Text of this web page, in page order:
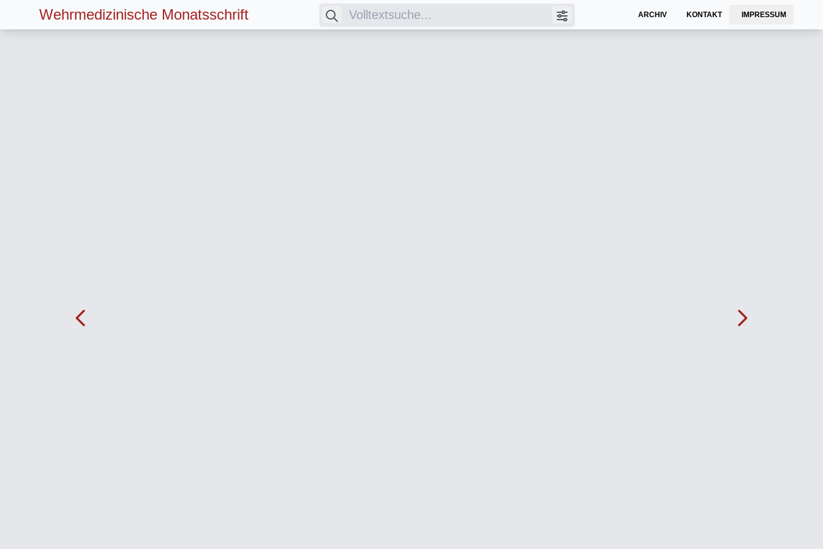
Wehrmedizinische Monatsschrift ARCHIV KONTAKT IMPRESSUM